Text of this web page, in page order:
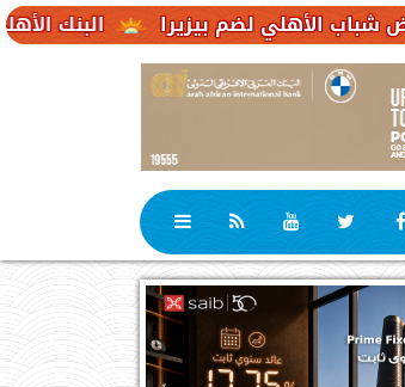
البنك الأهلي الكويتي – مصر يحقق صافي أرباح لضم بيزيرا
رياضة